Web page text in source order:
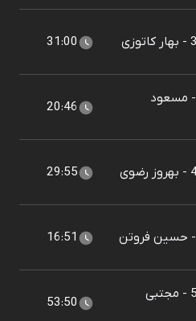
31:00
فصل 5 هفته 1 - مسعود
20:46
29:55
16:51
فصل 5 قسمت 5 - مجتبی
53:50